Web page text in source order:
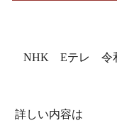
NHK Eテレ 令和
詳しい内容は